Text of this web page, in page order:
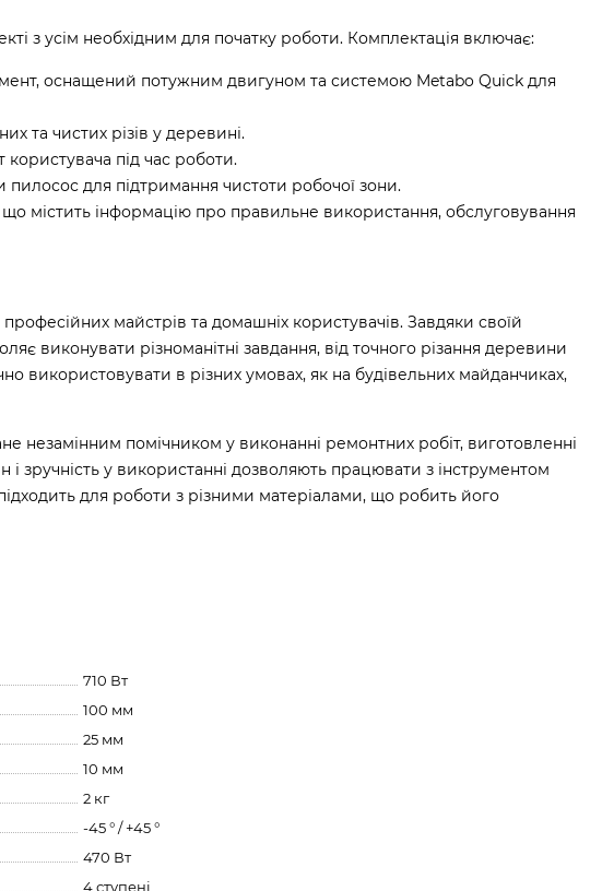
з усім необхідним для початку роботи. Комплектація включає:
оснащений потужним двигуном та системою Metabo Quick для
та чистих різів у деревині.
під час роботи.
для підтримання чистоти робочої зони.
що містить інформацію про правильне використання, обслуговування
майстрів та домашніх користувачів. Завдяки своїй
виконувати різноманітні завдання, від точного різання деревини
використовувати в різних умовах, як на будівельних майданчиках,
незамінним помічником у виконанні ремонтних робіт, виготовленні
зручність у використанні дозволяють працювати з інструментом
для роботи з різними матеріалами, що робить його
710 Вт
100 мм
25 мм
10 мм
2 кг
-45 ° / +45 °
470 Вт
4 ступені